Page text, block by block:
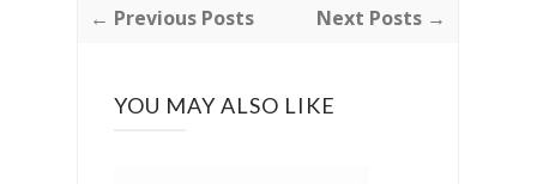
← Previous Posts Next Posts →
YOU MAY ALSO LIKE